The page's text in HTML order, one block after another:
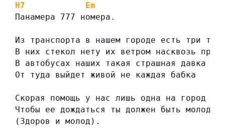
H7
Em
Панамера 777 номера.
Из транспорта в нашем городе есть три
В них стекол нету их ветром насквозь
В автобусах наших такая страшная давка
От туда выйдет живой не каждая бабка
Скорая помощь у нас лишь одна на город
Чтобы ее дождаться ты должен быть молод
(Здоров и молод).